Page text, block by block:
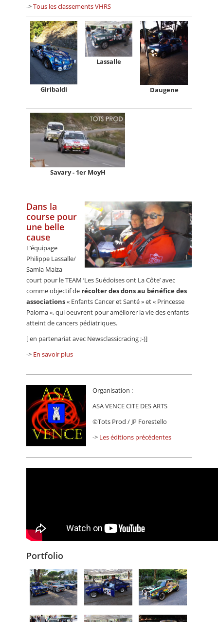
->Tous les classements VHRS
Giribaldi
Lassalle
Daugene
Savary - 1er MoyH
Dans la
course pour
une belle
cause
L’équipage
Philippe Lassalle/
Samia Maiza
court pour le TEAM ’Les Suédoises ont La Côte’ avec
comme objectif de récolter des dons au bénéfice des
associations« Enfants Cancer et Santé » et « Princesse
Paloma », qui oeuvrent pour améliorer la vie des enfants
atteint de cancers pédiatriques.
[ en partenariat avec Newsclassicracing ;-)]
-> En savoir plus
Organisation :
ASA VENCE CITE DES ARTS
©Tots Prod / JP Forestello
-> Les éditions précédentes
Portfolio